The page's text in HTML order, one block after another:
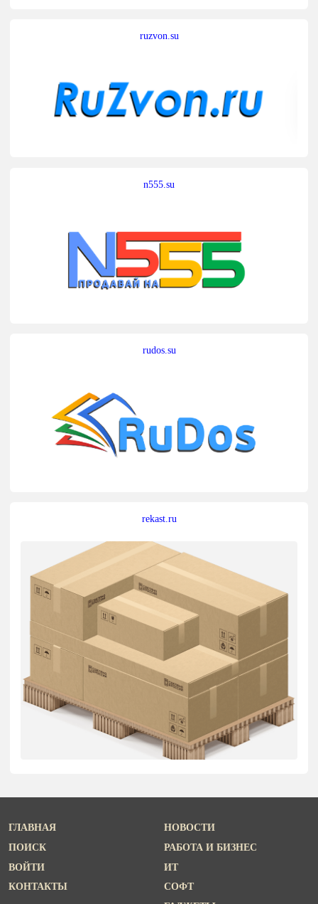
ruzvon.su
n555.su
rudos.su
rekast.ru
ГЛАВНАЯ
ПОИСК
ВОЙТИ
КОНТАКТЫ
НОВОСТИ
РАБОТА И БИЗНЕС
ИТ
СОФТ